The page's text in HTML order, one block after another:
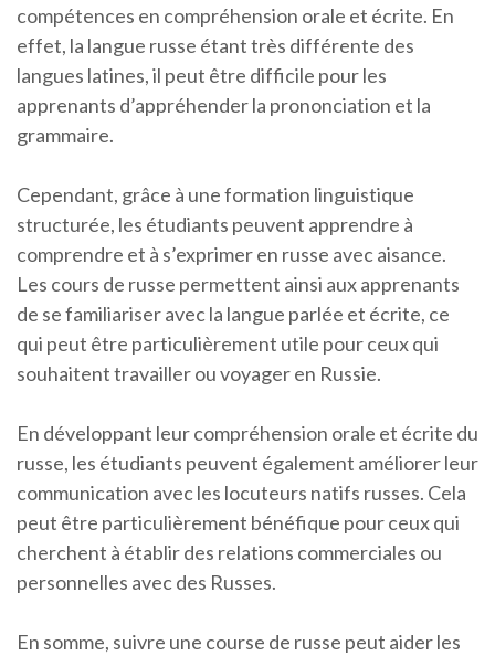
compétences en compréhension orale et écrite. En
effet, la langue russe étant très différente des
langues latines, il peut être difficile pour les
apprenants d’appréhender la prononciation et la
grammaire.
Cependant, grâce à une formation linguistique
structurée, les étudiants peuvent apprendre à
comprendre et à s’exprimer en russe avec aisance.
Les cours de russe permettent ainsi aux apprenants
de se familiariser avec la langue parlée et écrite, ce
qui peut être particulièrement utile pour ceux qui
souhaitent travailler ou voyager en Russie.
En développant leur compréhension orale et écrite du
russe, les étudiants peuvent également améliorer leur
communication avec les locuteurs natifs russes. Cela
peut être particulièrement bénéfique pour ceux qui
cherchent à établir des relations commerciales ou
personnelles avec des Russes.
En somme, suivre une course de russe peut aider les